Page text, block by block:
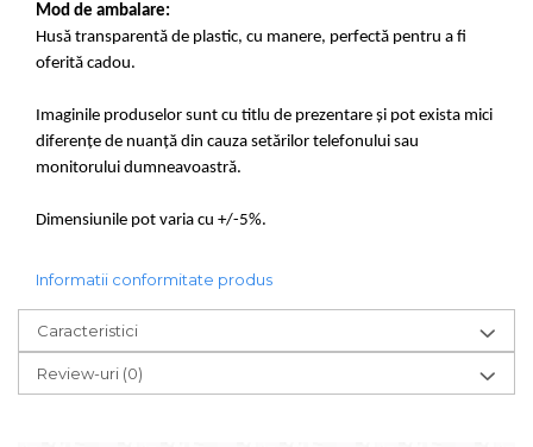
Mod de ambalare:
Husă transparentă de plastic, cu manere, perfectă pentru a fi
oferită cadou.
Imaginile produselor sunt cu titlu de prezentare și pot exista mici
diferențe de nuanță din cauza setărilor telefonului sau
monitorului dumneavoastră.
Dimensiunile pot varia cu +/-5%.
Informatii conformitate produs
Caracteristici
Review-uri (0)